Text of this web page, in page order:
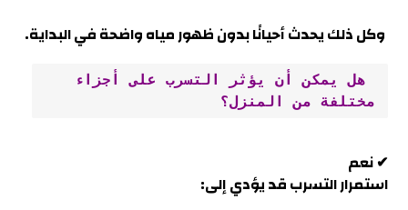
وكل ذلك يحدث أحيانًا بدون ظهور مياه واضحة في البداية.
مختلفة من المنزل؟
✔ نعم
استمرار التسرب قد يؤدي إلى: